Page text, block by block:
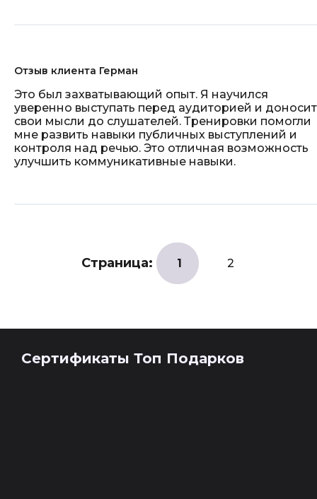
Отзыв клиента Герман
Это был захватывающий опыт. Я научился
уверенно выступать перед аудиторией и
свои мысли до слушателей. Тренировки помогли
мне развить навыки публичных выступлений и
контроля над речью. Это отличная возможность
улучшить коммуникативные навыки.
Страница: 1 2
Сертификаты Топ Подарков